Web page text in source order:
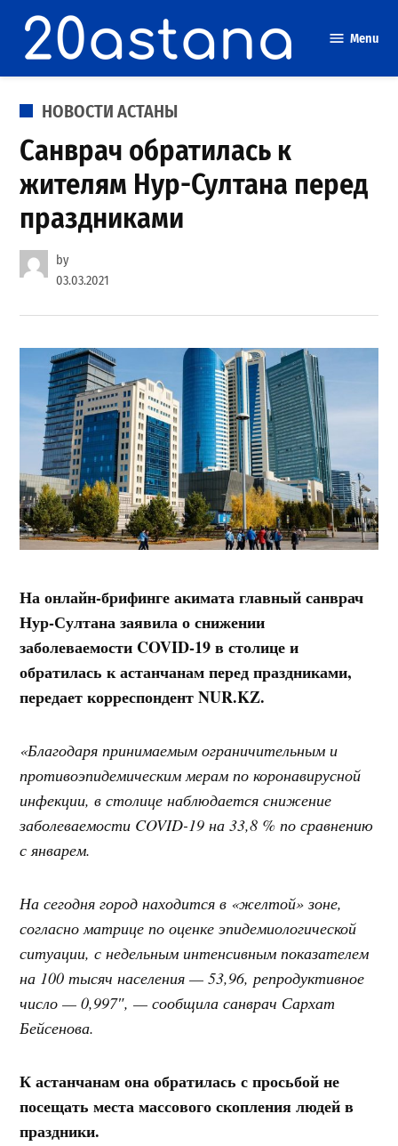
content
Menu
POSTED
НОВОСТИ АСТАНЫ
Санврач обратилась к
жителям Нур-Султана перед
праздниками
by
03.03.2021
На онлайн-брифинге акимата главный санврач
Нур-Султана заявила о снижении
заболеваемости COVID-19 в столице и
обратилась к астанчанам перед праздниками,
передает корреспондент NUR.KZ.
«Благодаря принимаемым ограничительным и
противоэпидемическим мерам по коронавирусной
инфекции, в столице наблюдается снижение
заболеваемости COVID-19 на 33,8 % по сравнению
с январем.
На сегодня город находится в «желтой» зоне,
согласно матрице по оценке эпидемиологической
ситуации, с недельным интенсивным показателем
на 100 тысяч населения — 53,96, репродуктивное
число — 0,997″, — сообщила санврач Сархат
Бейсенова.
К астанчанам она обратилась с просьбой не
посещать места массового скопления людей в
праздники.